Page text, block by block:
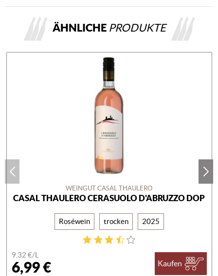
ÄHNLICHE PRODUKTE
WEINGUT CASAL THAULERO
CASAL THAULERO CERASUOLO D'ABRUZZO DOP
Roséwein trocken 2025
9,32 €/L
6,99 € Kaufen